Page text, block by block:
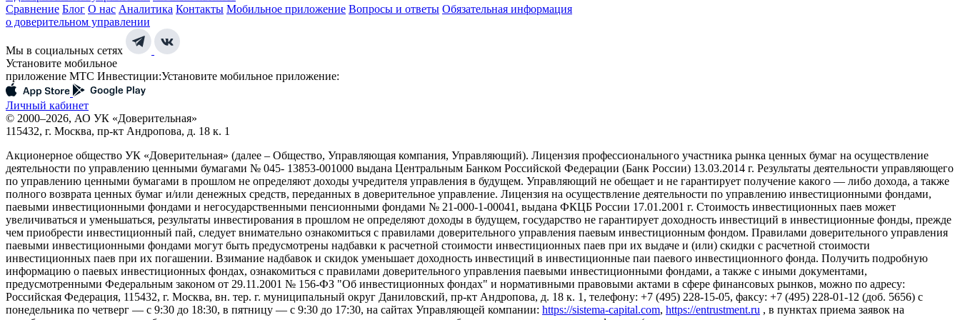
Сравнение Блог О нас Аналитика Контакты Мобильное приложение Вопросы и ответы Обязательная информация
о доверительном управлении
Мы в социальных сетях
Установите мобильное
приложение МТС Инвестиции:Установите мобильное приложение:
Личный кабинет
© 2000–2026, АО УК «Доверительная»
115432, г. Москва, пр-кт Андропова, д. 18 к. 1
Акционерное общество УК «Доверительная» (далее – Общество, Управляющая компания, Управляющий). Лицензия профессионального участника рынка ценных бумаг на осуществление
деятельности по управлению ценными бумагами № 045- 13853-001000 выдана Центральным Банком Российской Федерации (Банк России) 13.03.2014 г. Результаты деятельности управляющего
по управлению ценными бумагами в прошлом не определяют доходы учредителя управления в будущем. Управляющий не обещает и не гарантирует получение какого — либо дохода, а также
полного возврата ценных бумаг и/или денежных средств, переданных в доверительное управление. Лицензия на осуществление деятельности по управлению инвестиционными фондами,
паевыми инвестиционными фондами и негосударственными пенсионными фондами № 21-000-1-00041, выдана ФКЦБ России 17.01.2001 г. Стоимость инвестиционных паев может
увеличиваться и уменьшаться, результаты инвестирования в прошлом не определяют доходы в будущем, государство не гарантирует доходность инвестиций в инвестиционные фонды, прежде
чем приобрести инвестиционный пай, следует внимательно ознакомиться с правилами доверительного управления паевым инвестиционным фондом. Правилами доверительного управления
паевыми инвестиционными фондами могут быть предусмотрены надбавки к расчетной стоимости инвестиционных паев при их выдаче и (или) скидки с расчетной стоимости
инвестиционных паев при их погашении. Взимание надбавок и скидок уменьшает доходность инвестиций в инвестиционные паи паевого инвестиционного фонда. Получить подробную
информацию о паевых инвестиционных фондах, ознакомиться с правилами доверительного управления паевыми инвестиционными фондами, а также с иными документами,
предусмотренными Федеральным законом от 29.11.2001 № 156-ФЗ "Об инвестиционных фондах" и нормативными правовыми актами в сфере финансовых рынков, можно по адресу:
Российская Федерация, 115432, г. Москва, вн. тер. г. муниципальный округ Даниловский, пр-кт Андропова, д. 18 к. 1, телефону: +7 (495) 228-15-05, факсу: +7 (495) 228-01-12 (доб. 5656) с
понедельника по четверг — c 9:30 до 18:30, в пятницу — с 9:30 до 17:30, на сайтах Управляющей компании: https://sistema-capital.com, https://entrustment.ru , в пунктах приема заявок на